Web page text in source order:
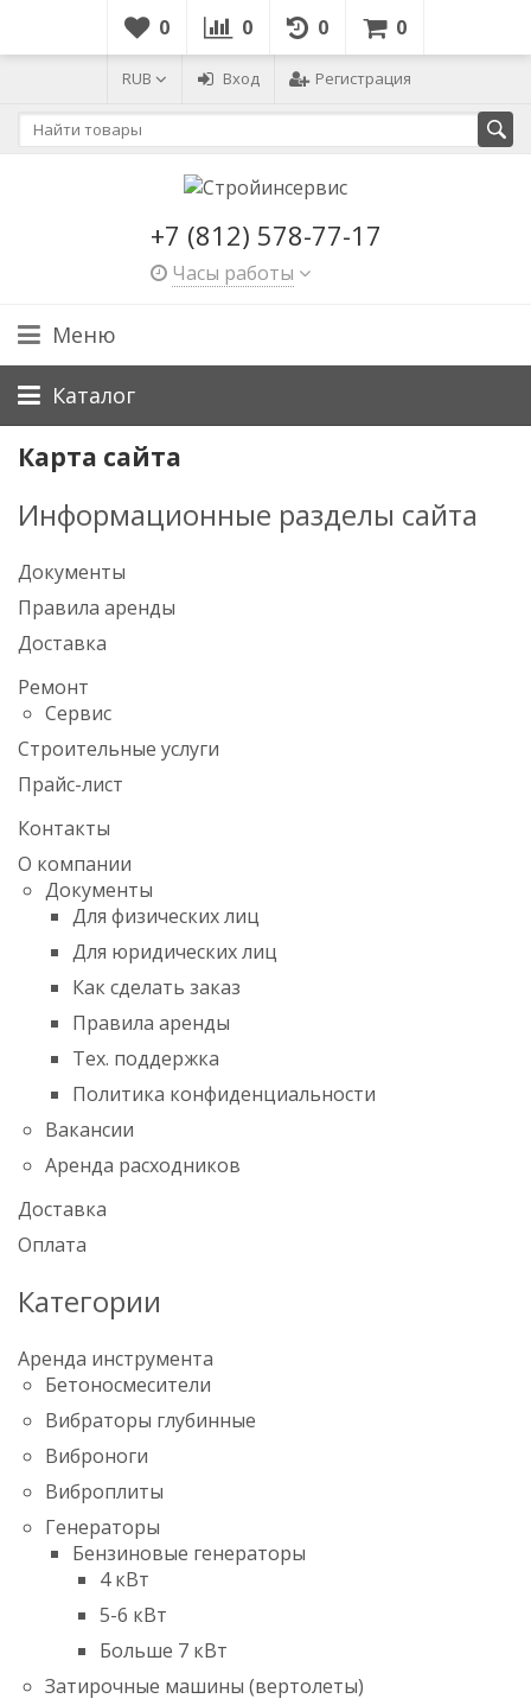
0 0 0 0
RUB Вход Регистрация
+7 (812) 578-77-17
Часы работы
Меню
Каталог
Карта сайта
Информационные разделы сайта
Документы
Правила аренды
Доставка
Ремонт
Сервис
Строительные услуги
Прайс-лист
Контакты
О компании
Документы
Для физических лиц
Для юридических лиц
Как сделать заказ
Правила аренды
Тех. поддержка
Политика конфиденциальности
Вакансии
Аренда расходников
Доставка
Оплата
Категории
Аренда инструмента
Бетоносмесители
Вибраторы глубинные
Виброноги
Виброплиты
Генераторы
Бензиновые генераторы
4 кВт
5-6 кВт
Больше 7 кВт
Затирочные машины (вертолеты)